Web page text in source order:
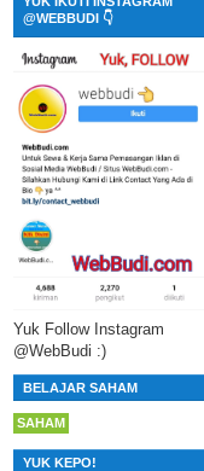
@WEBBUDI 👇
Yuk Follow Instagram
@WebBudi :)
BELAJAR SAHAM
SAHAM
YUK KEPO!